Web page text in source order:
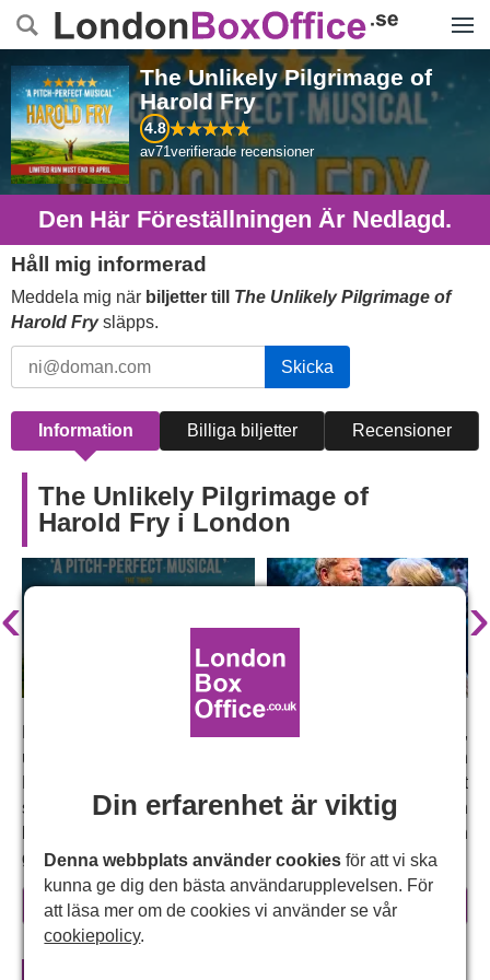
The Unlikely Pilgrimage of
Harold Fry
4.8
av71verifierade recensioner
Den Här Föreställningen Är Nedlagd.
Håll mig informerad
Meddela mig när biljetter till The Unlikely Pilgrimage of
Harold Frysläpps.
Skicka
Information Billiga biljetter Recensioner
The Unlikely Pilgrimage of
Harold Fry i London
‹ ›
En vanlig man påbörjar en oväntad resa i denna roliga,
upplyftande och djupt gripande musikal där titelrollen
Harold Fry bestämmer sig för att gå 900 kilometer för att
säga adjö till en gammal vän, vilket resulterar i en
berättelse som kommer att få dig att både skratta och
gråta.
Varför du borde seHarold Frys
osannolika pilgrimsfärd
läs mer
Din erfarenhet är viktig
Denna webbplats använder cookies för att vi ska
kunna ge dig den bästa användarupplevelsen. För
att läsa mer om de cookies vi använder se vår
cookiepolicy.